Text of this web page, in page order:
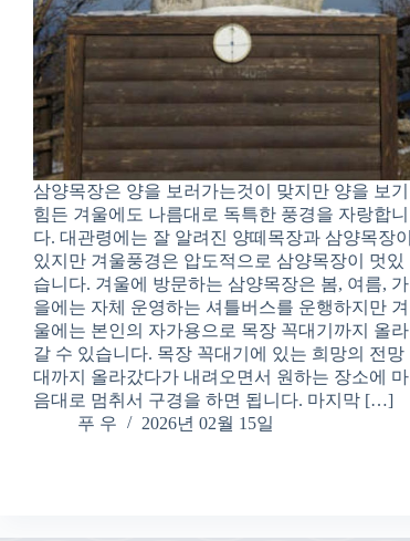
삼양목장은 양을 보러가는것이 맞지만 양을 보기
힘든 겨울에도 나름대로 독특한 풍경을 자랑합니
다. 대관령에는 잘 알려진 양떼목장과 삼양목장이
있지만 겨울풍경은 압도적으로 삼양목장이 멋있
습니다. 겨울에 방문하는 삼양목장은 봄, 여름, 가
을에는 자체 운영하는 셔틀버스를 운행하지만 겨
울에는 본인의 자가용으로 목장 꼭대기까지 올라
갈 수 있습니다. 목장 꼭대기에 있는 희망의 전망
대까지 올라갔다가 내려오면서 원하는 장소에 마
음대로 멈취서 구경을 하면 됩니다. 마지막 […]
푸 우
2026년 02월 15일